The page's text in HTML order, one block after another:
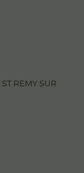
ST REMY SUR